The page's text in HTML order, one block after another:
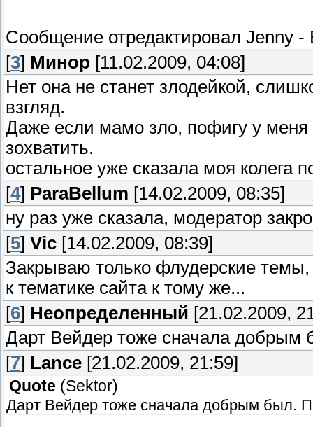
Сообщение отредактировал Jenny -
[3] Минор [11.02.2009, 04:08]
Нет она не станет злодейкой,
взгляд.
Даже если мамо зло, пофигу у
зохватить.
остальное уже сказала моя колега
[4] ParaBellum [14.02.2009, 08:35]
ну раз уже сказала, модератор
[5] Vic [14.02.2009, 08:39]
Закрываю только флудерские
к тематике сайта к тому же...
[6] Неопределенный [21.02.2009,
Дарт Вейдер тоже сначала добрым
[7] Lance [21.02.2009, 21:59]
Quote (Sektor)
Дарт Вейдер тоже сначала добрым был.